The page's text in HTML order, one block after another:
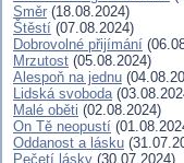
Směr (18.08.2024)
Štěstí (07.08.2024)
Dobrovolné přijímání
Mrzutost (05.08.2024)
Alespoň na jednu
Lidská svoboda
Malé oběti (02.08.2024)
On Tě neopustí
Oddanost a lásku
Pečetí lásky (30.07.2024)